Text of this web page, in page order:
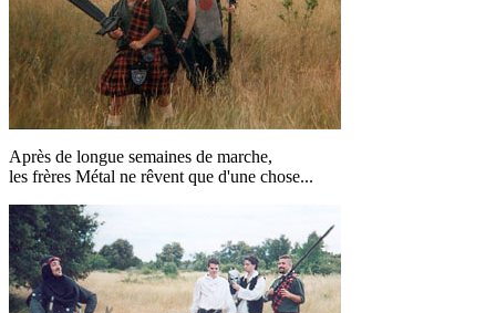
Après de longue semaines de marche,
les frères Métal ne rêvent que d'une chose...